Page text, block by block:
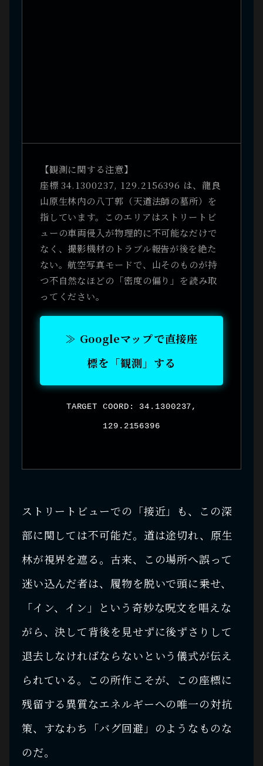
【観測に関する注意】
座標 34.1300237, 129.2156396 は、龍良
山原生林内の八丁郭（天道法師の墓所）を
指しています。このエリアはストリートビ
ューの車両侵入が物理的に不可能なだけで
なく、撮影機材のトラブル報告が後を絶た
ない。航空写真モードで、山そのものが持
つ不自然なほどの「密度の偏り」を読み取
ってください。
≫ Googleマップで直接座
標を「観測」する
TARGET COORD: 34.1300237,
129.2156396
ストリートビューでの「接近」も、この深
部に関しては不可能だ。道は途切れ、原生
林が視界を遮る。古来、この場所へ誤って
迷い込んだ者は、履物を脱いで頭に乗せ、
「イン、イン」という奇妙な呪文を唱えな
がら、決して背後を見せずに後ずさりして
退去しなければならないという儀式が伝え
られている。この所作こそが、この座標に
残留する異質なエネルギーへの唯一の対抗
策、すなわち「バグ回避」のようなものな
のだ。